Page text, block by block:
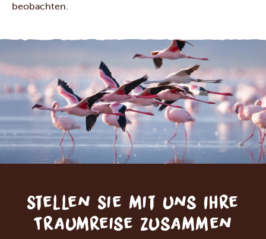
beobachten.
Stellen Sie mit uns Ihre
Traumreise zusammen